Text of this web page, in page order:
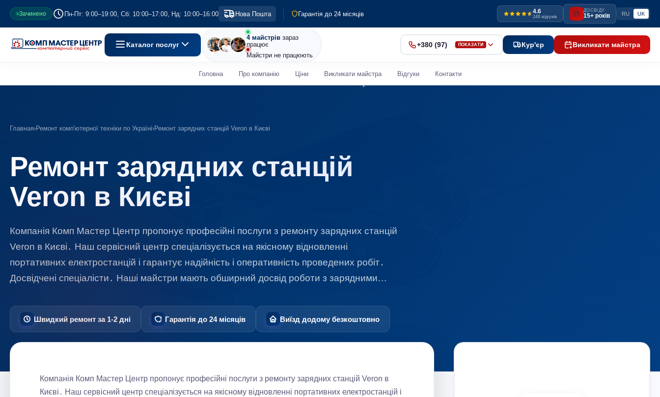
Зачинено Пн-Пт: 9:00–19:00, Сб: 10:00–17:00, Нд: 10:00–16:00 Нова Пошта
Діагностика 0 грн
4.6
248 відгуків
ДОСВІДУ
15+ років RU UK
Каталог послуг
4 майстрівзараз
працює
Майстри не працюють
+380 (97) ПОКАЗАТИ Кур'єр Викликати майстра
Головна Про компанію Ціни Викликати майстра Відгуки Контакти
Главная›Ремонт комп'ютерної техніки по Україні›Ремонт зарядних станцій Veron в Києві
Ремонт зарядних станцій
Veron в Києві
Компанія Комп Мастер Центр пропонує професійні послуги з ремонту зарядних станцій
Veron в Києві․ Наш сервісний центр спеціалізується на якісному відновленні
портативних електростанцій і гарантує надійність і оперативність проведених робіт․
Досвідчені спеціалісти․ Наші майстри мають обширний досвід роботи з зарядними…
Швидкий ремонт за 1-2 дні Гарантія до 24 місяців Виїзд додому безкоштовно
Компанія Комп Мастер Центр пропонує професійні послуги з ремонту зарядних станцій Veron в
Києві․ Наш сервісний центр спеціалізується на якісному відновленні портативних електростанцій і